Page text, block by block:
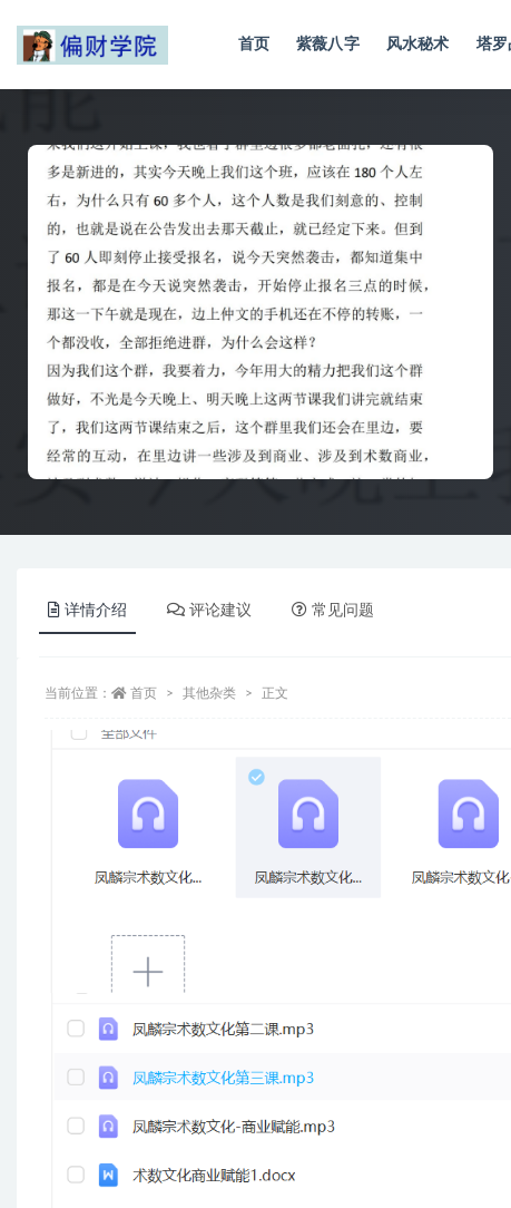
首页 紫薇八字 风水秘术 塔罗
详情介绍 评论建议 常见问题
当前位置： 首页 其他杂类 正文